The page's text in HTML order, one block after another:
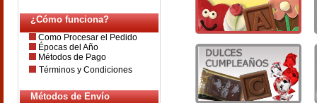
¿Cómo funciona?
Como Procesar el Pedido
Épocas del Año
Métodos de Pago
Términos y Condiciones
Métodos de Envío